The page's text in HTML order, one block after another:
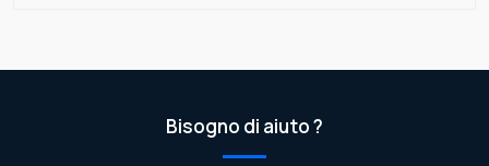
Bisogno di aiuto ?